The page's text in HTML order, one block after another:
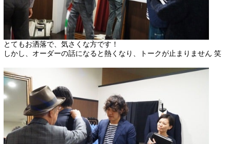
とてもお洒落で、気さくな方です！
しかし、オーダーの話になると熱くなり、トークが止まりません 笑